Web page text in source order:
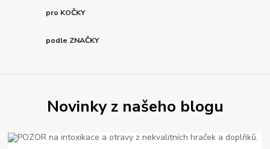
pro KOČKY
podle ZNAČKY
Novinky z našeho blogu